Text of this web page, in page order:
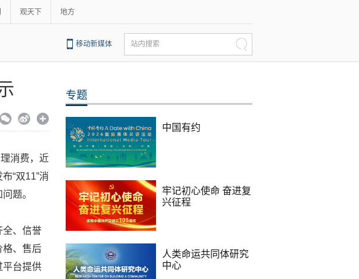
观天下 地方
移动新媒体 站内搜索
消费，近
“双11”消
题。
全、信誉
格、售后
平台提供
专题
中国有约
牢记初心使命 奋进复
兴征程
人类命运共同体研究
中心